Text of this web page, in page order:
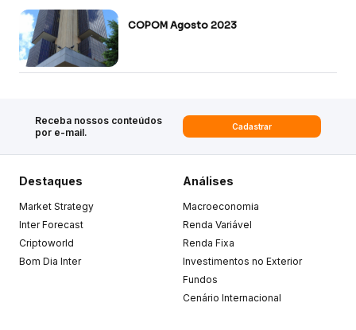
COPOM Agosto 2023
Receba nossos conteúdos
por e-mail.
Cadastrar
Destaques
Market Strategy
Inter Forecast
Criptoworld
Bom Dia Inter
Análises
Macroeconomia
Renda Variável
Renda Fixa
Investimentos no Exterior
Fundos
Cenário Internacional